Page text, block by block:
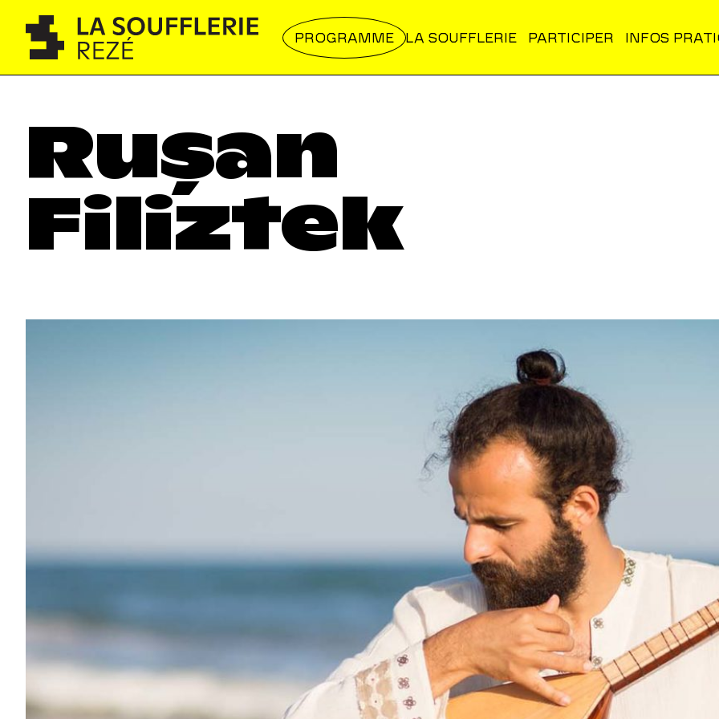
PROGRAMME LA SOUFFLERIE PARTICIPER INFOS
Rușan
Filiztek